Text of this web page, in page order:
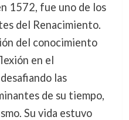
1572, fue uno de los
del Renacimiento.
del conocimiento
en el
las
de su tiempo,
Su vida estuvo